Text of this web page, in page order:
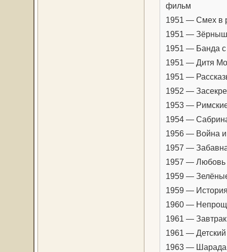
фильм
1951 — Смех в
1951 —
1951 — Банда с
1951 — Дитя
1951 —
1952 —
1953 —
1954 —
1956 — Война
1957 —
1957 — Любовь
1959 —
1959 —
1960 —
1961 —
1961 —
1963 — Шарада